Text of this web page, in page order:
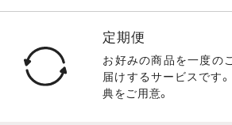
定期便
お好みの商品を一度の
届けするサービスです
典をご用意。